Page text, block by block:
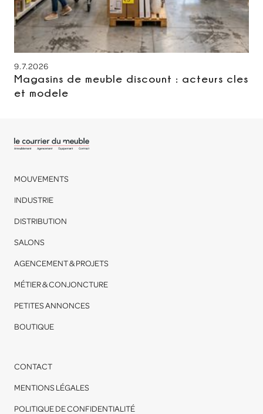
9.7.2026
Magasins de meuble discount : acteurs cles
et modele
MOUVEMENTS
INDUSTRIE
DISTRIBUTION
SALONS
AGENCEMENT & PROJETS
MÉTIER & CONJONCTURE
PETITES ANNONCES
BOUTIQUE
CONTACT
MENTIONS LÉGALES
POLITIQUE DE CONFIDENTIALITÉ